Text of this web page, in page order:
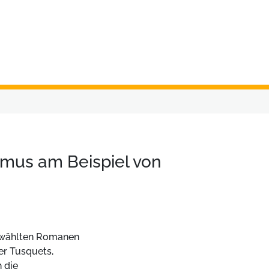
am Beispiel von
Romanen
Tusquets,
die